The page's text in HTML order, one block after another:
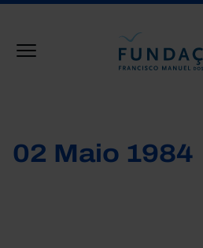
02 Maio 1984